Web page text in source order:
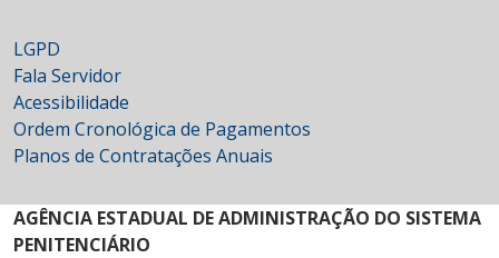
LGPD
Fala Servidor
Acessibilidade
Ordem Cronológica de Pagamentos
Planos de Contratações Anuais
AGÊNCIA ESTADUAL DE ADMINISTRAÇÃO DO SISTEMA
PENITENCIÁRIO